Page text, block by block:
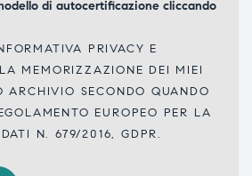
di autocertificazione cliccando
PRIVACY E
MEMORIZZAZIONE DEI MIEI
ARCHIVIO SECONDO QUANDO
EUROPEO PER LA
N. 679/2016, GDPR.